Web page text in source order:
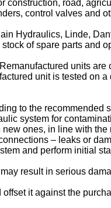
road,
control valves and
Hydraulics, Linde,
of spare parts and
units are
unit is tested on
result in serious
it against the